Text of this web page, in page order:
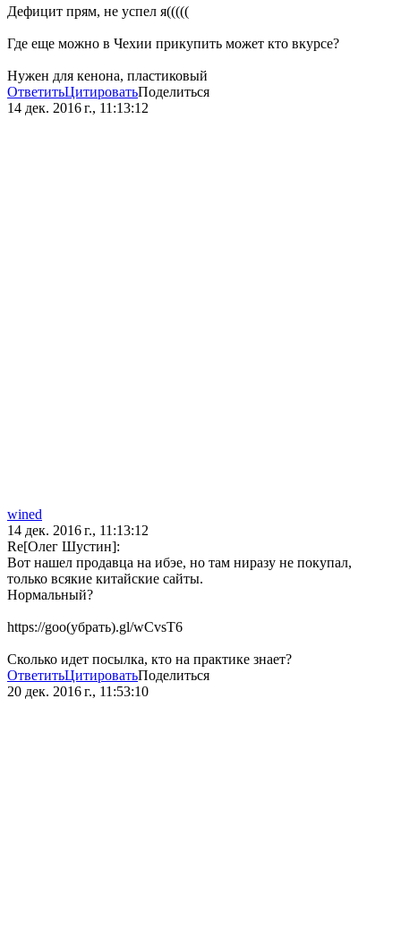
Дефицит прям, не успел я(((((
Где еще можно в Чехии прикупить может кто вкурсе?
Нужен для кенона, пластиковый
ОтветитьЦитироватьПоделиться
14 дек. 2016 г., 11:13:12
wined
14 дек. 2016 г., 11:13:12
Re[Олег Шустин]:
Вот нашел продавца на ибэе, но там ниразу не покупал,
только всякие китайские сайты.
Нормальный?
https://goo(убрать).gl/wCvsT6
Сколько идет посылка, кто на практике знает?
ОтветитьЦитироватьПоделиться
20 дек. 2016 г., 11:53:10